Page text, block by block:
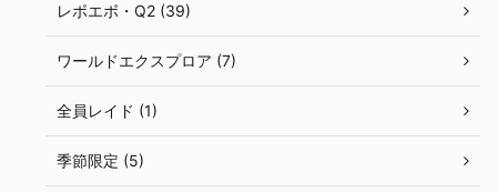
レボエボ・Q2 (39)
ワールドエクスプロア (7)
全員レイド (1)
季節限定 (5)